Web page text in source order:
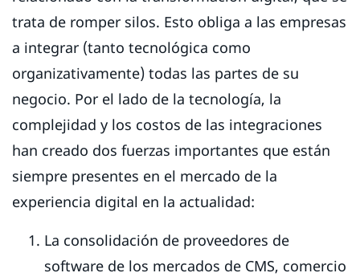
trata de romper silos. Esto obliga a las empresas
a integrar (tanto tecnológica como
organizativamente) todas las partes de su
negocio. Por el lado de la tecnología, la
complejidad y los costos de las integraciones
han creado dos fuerzas importantes que están
siempre presentes en el mercado de la
experiencia digital en la actualidad:
La consolidación de proveedores de
software de los mercados de CMS, comercio